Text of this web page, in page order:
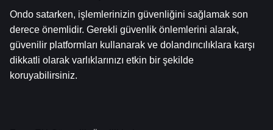
Ondo satarken, işlemlerinizin güvenliğini sağlamak son
derece önemlidir. Gerekli güvenlik önlemlerini alarak,
güvenilir platformları kullanarak ve dolandırıcılıklara karşı
dikkatli olarak varlıklarınızı etkin bir şekilde
koruyabilirsiniz.